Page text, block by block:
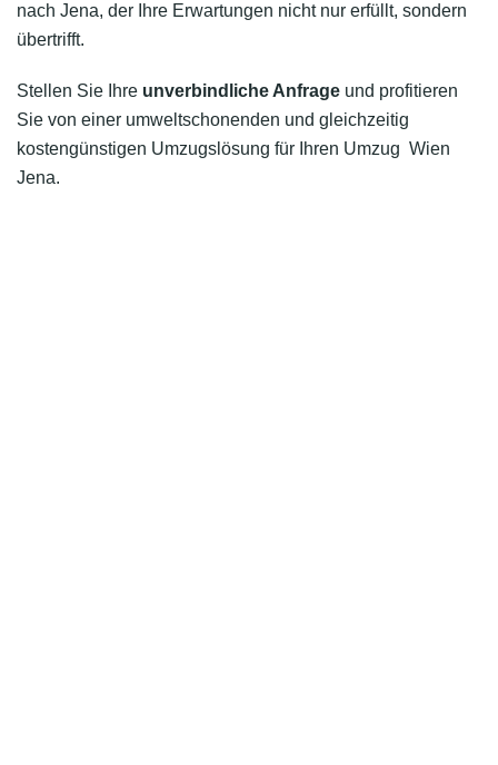
nach Jena, der Ihre Erwartungen nicht nur erfüllt, sondern
übertrifft.
Stellen Sie Ihre unverbindliche Anfrage und profitieren
Sie von einer umweltschonenden und gleichzeitig
kostengünstigen Umzugslösung für Ihren Umzug Wien
Jena.